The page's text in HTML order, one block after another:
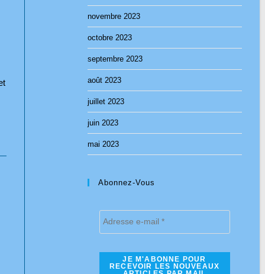
novembre 2023
octobre 2023
septembre 2023
août 2023
juillet 2023
juin 2023
mai 2023
Abonnez-Vous